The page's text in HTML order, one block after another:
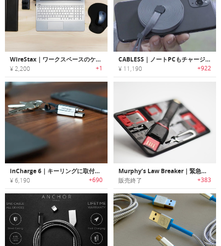
WireStax｜ワークスペースのケーブルをスッキリ整理できるケーブルオーガナイザー
¥ 2,200 +1
CABLESS｜ノートPCもチャージ可能な15-in-1充電ケーブル「ケーブレス」
¥ 11,190 +922
inCharge 6｜キーリングに取付け可能なマルチチャージングケーブル「インチャージ6」
¥ 6,190 +690
Murphy’s Law Breaker｜緊急時にも安心なカードサイズマルチガジェットツール「マーフィーズローブレーカー」
販売終了 +383